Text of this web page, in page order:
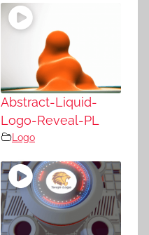
Abstract-Liquid-
Logo-Reveal-PL
Logo